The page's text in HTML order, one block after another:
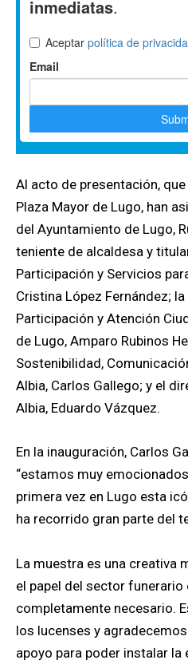
Al acto de presentación,
Plaza Mayor de Lugo, han
del Ayuntamiento de Lugo,
teniente de alcaldesa y
Participación y Servicios
Cristina López Fernández;
Participación y Atención
de Lugo, Amparo Rubinos
Sostenibilidad,
Albia, Carlos Gallego; y el
Albia, Eduardo Vázquez.
En la inauguración, Carlos
“estamos muy
primera vez en Lugo esta
ha recorrido gran parte del
La muestra es una creativa
el papel del sector funerario
completamente necesario.
los lucenses y
apoyo para poder instalar la